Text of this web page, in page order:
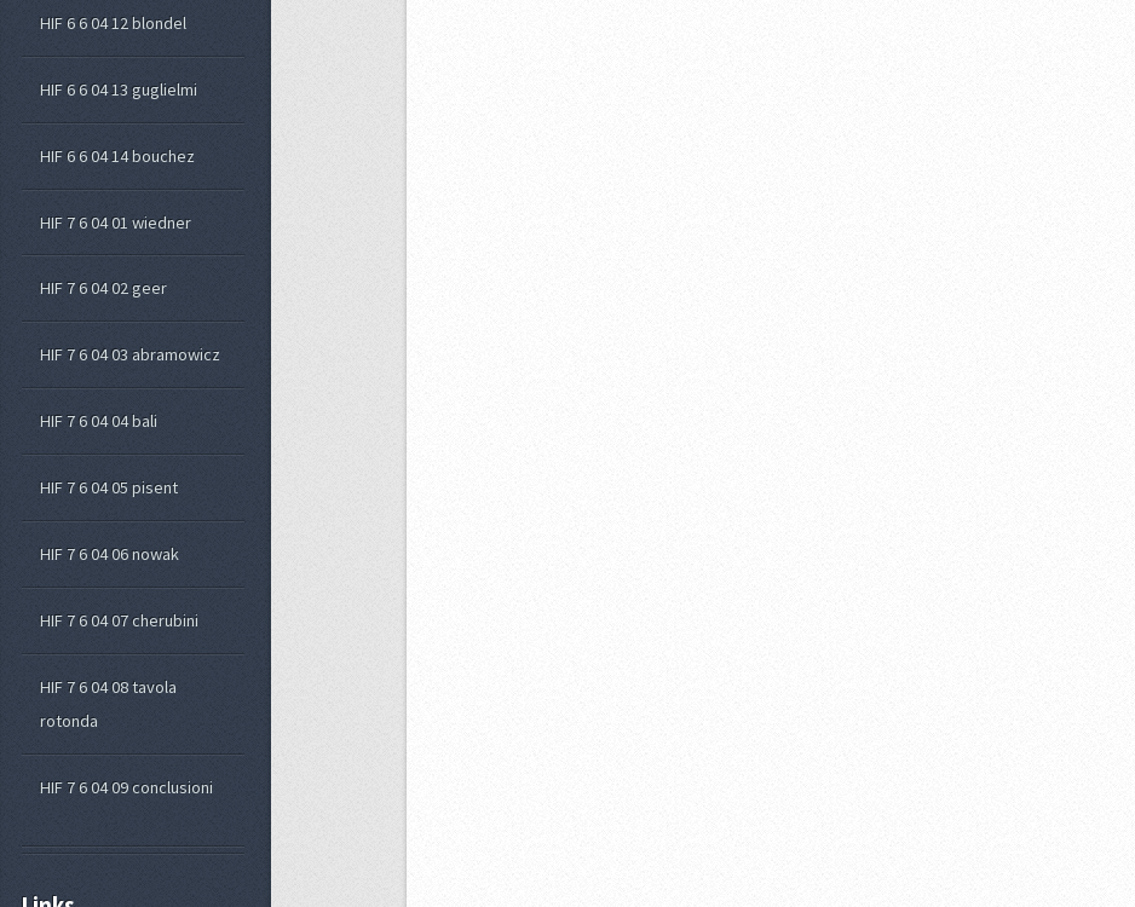
HIF 6 6 04 12 blondel
HIF 6 6 04 13 guglielmi
HIF 6 6 04 14 bouchez
HIF 7 6 04 01 wiedner
HIF 7 6 04 02 geer
HIF 7 6 04 03 abramowicz
HIF 7 6 04 04 bali
HIF 7 6 04 05 pisent
HIF 7 6 04 06 nowak
HIF 7 6 04 07 cherubini
HIF 7 6 04 08 tavola
rotonda
HIF 7 6 04 09 conclusioni